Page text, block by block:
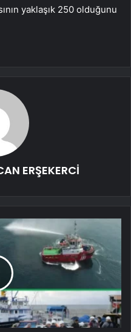
yaklaşık 250 olduğunu
ERŞEKERCİ